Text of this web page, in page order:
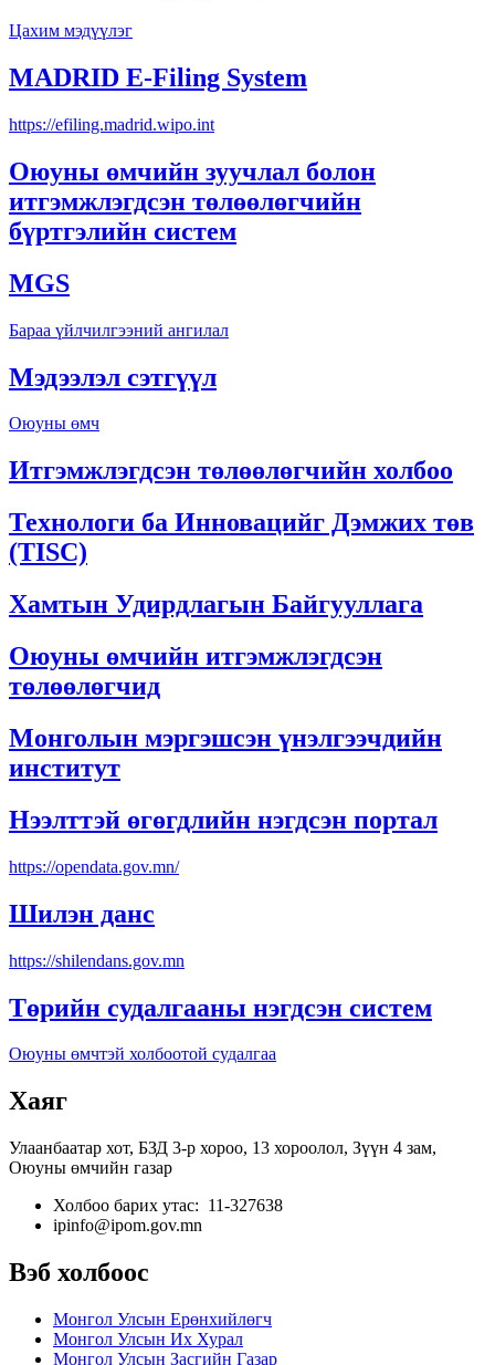
Цахим мэдүүлэг
MADRID E-Filing System
https://efiling.madrid.wipo.int
Оюуны өмчийн зуучлал болон
итгэмжлэгдсэн төлөөлөгчийн
бүртгэлийн систем
MGS
Бараа үйлчилгээний ангилал
Мэдээлэл сэтгүүл
Оюуны өмч
Итгэмжлэгдсэн төлөөлөгчийн холбоо
Технологи ба Инновацийг Дэмжих төв
(TISC)
Хамтын Удирдлагын Байгууллага
Оюуны өмчийн итгэмжлэгдсэн
төлөөлөгчид
Монголын мэргэшсэн үнэлгээчдийн
институт
Нээлттэй өгөгдлийн нэгдсэн портал
https://opendata.gov.mn/
Шилэн данс
https://shilendans.gov.mn
Төрийн судалгааны нэгдсэн систем
Оюуны өмчтэй холбоотой судалгаа
Хаяг
Улаанбаатар хот, БЗД 3-р хороо, 13 хороолол, Зүүн 4 зам,
Оюуны өмчийн газар
Холбоо барих утас: 11-327638
ipinfo@ipom.gov.mn
Вэб холбоос
Монгол Улсын Ерөнхийлөгч
Монгол Улсын Их Хурал
Монгол Улсын Засгийн Газар